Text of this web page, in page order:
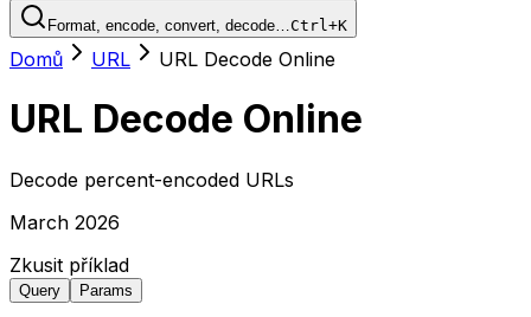
Format, encode, convert, decode…Ctrl+K
Domů URL URL Decode Online
URL Decode Online
Decode percent-encoded URLs
March 2026
Zkusit příklad
Query Params